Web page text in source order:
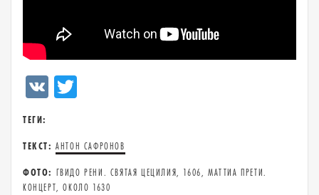
VK
ТЕГИ:
ТЕКСТ: АНТОН САФРОНОВ
ФОТО: ГВИДО РЕНИ. СВЯТАЯ ЦЕЦИЛИЯ, 1606, МАТТИА ПРЕТИ.
КОНЦЕРТ, ОКОЛО 1630